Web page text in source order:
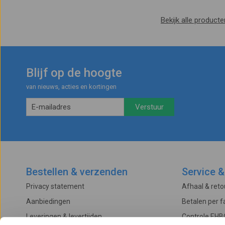
Bekijk alle
Blijf op de hoogte
van nieuws, acties en kortingen
Bestellen & verzenden
Privacy statement
Aanbiedingen
Leveringen & levertijden
Service
Afhaal &
Betalen per
Controle